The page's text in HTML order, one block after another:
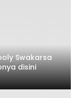
Swakarsa
disini